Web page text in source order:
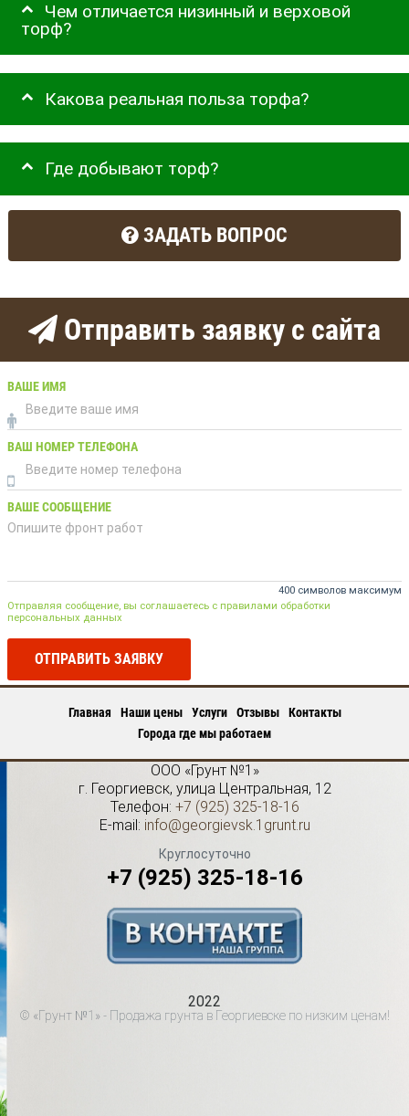
Чем отличается низинный и верховой
торф?
Какова реальная польза торфа?
Где добывают торф?
ЗАДАТЬ ВОПРОС
Отправить заявку с сайта
ВАШЕ ИМЯ
ВАШ НОМЕР ТЕЛЕФОНА
ВАШЕ СООБЩЕНИЕ
400 символов максимум
Отправляя сообщение, вы соглашаетесь с правилами обработки
персональных данных
ОТПРАВИТЬ ЗАЯВКУ
Главная Наши цены Услуги Отзывы
Контакты
Города где мы работаем
ООО «Грунт №1»
г. Георгиевск, улица Центральная, 12
Телефон: +7 (925) 325-18-16
E-mail: info@georgievsk.1grunt.ru
Круглосуточно
+7 (925) 325-18-16
2022
© «Грунт №1» - Продажа грунта в Георгиевске по низким ценам!